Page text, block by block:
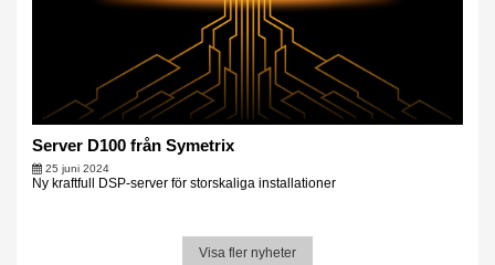
Server D100 från Symetrix
25 juni 2024
Ny kraftfull DSP-server för storskaliga installationer
Visa fler nyheter